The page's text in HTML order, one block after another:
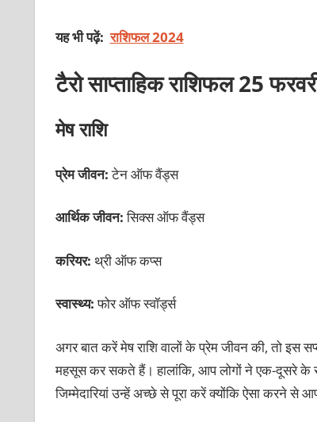
यह भी पढ़ें: राशिफल 2024
टैरो साप्ताहिक राशिफल 25
मेष राशि
प्रेम जीवन:टेन ऑफ वैंड्स
आर्थिक जीवन:सिक्स ऑफ वैंड्स
करियर: थ्री ऑफ कप्स
स्वास्थ्य:फोर ऑफ स्वॉर्ड्स
अगर बात करें मेष राशि वालों के प्रेम जीवन की, तो इस
महसूस कर सकते हैं। हालांकि, आप लोगों ने एक-दूसरे के
जिम्मेदारियां उन्हें अच्छे से पूरा करें क्योंकि ऐसा करने से